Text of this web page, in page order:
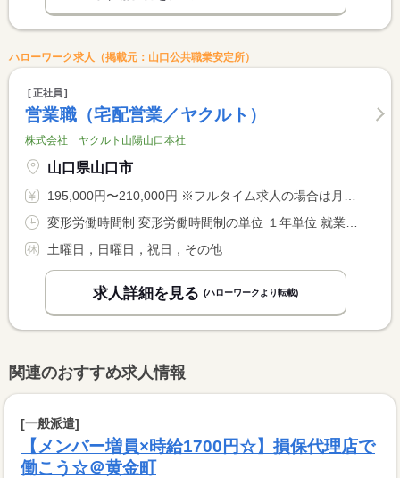
ハローワーク求人（掲載元：山口公共職業安定所）
正社員
営業職（宅配営業／ヤクルト）
株式会社 ヤクルト山陽山口本社
山口県山口市
195,000円〜210,000円 ※フルタイム求人の場合は月額（換算額）、パート求人の場合は時間額を表示しています。
土曜日，日曜日，祝日，その他
求人詳細を見る (ハローワークより転載)
関連のおすすめ求人情報
[一般派遣]
【メンバー増員×時給1700円☆】損保代理店で
働こう☆＠黄金町